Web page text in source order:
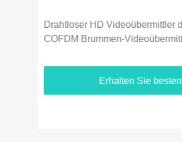
Wirtschaft 2.4G 5km des UAV-
Brummen-Videoübermittler-
Erhalten Sie